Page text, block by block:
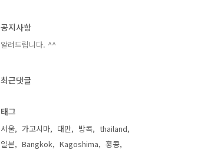
공지사항
알려드립니다. ^^
최근댓글
태그
서울 가고시마 대만 방콕
thailand
일본
Bangkok Kagoshima
홍콩